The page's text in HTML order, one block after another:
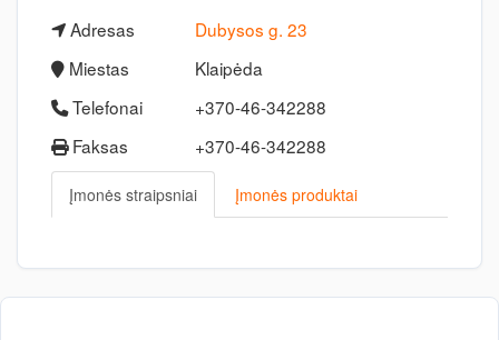
Adresas
Dubysos g. 23
Miestas
Klaipėda
Telefonai
+370-46-342288
Faksas
+370-46-342288
Įmonės straipsniai Įmonės produktai